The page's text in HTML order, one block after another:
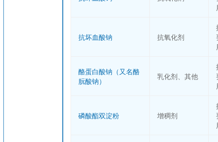
抗坏血酸钠 抗氧化剂
酪蛋白酸钠（又名酪
朊酸钠）
乳化剂、其他
磷酸酯双淀粉 增稠剂